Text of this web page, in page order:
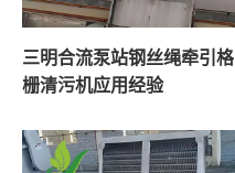
三明合流泵站钢丝绳牵引格
栅清污机应用经验